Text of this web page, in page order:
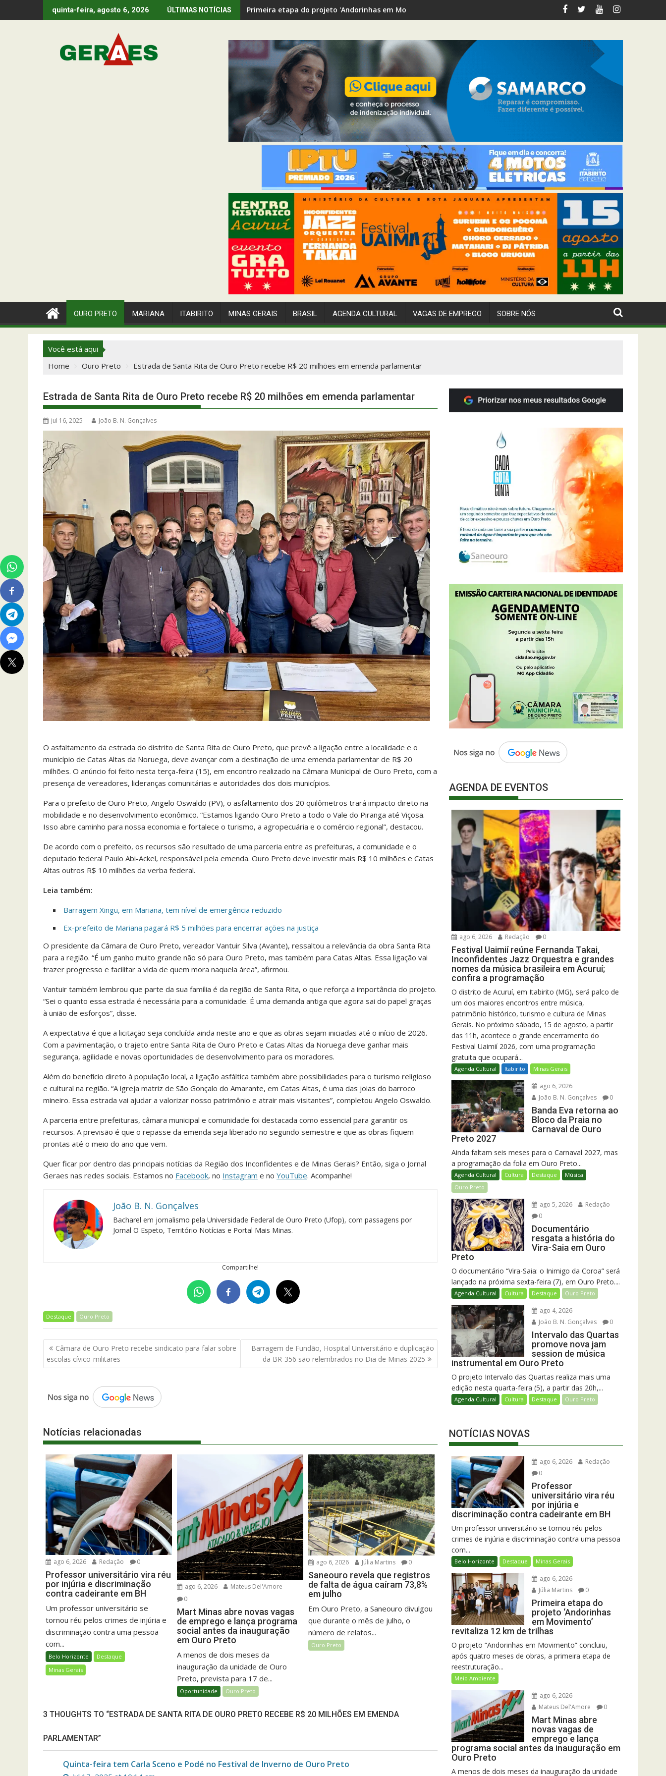
to
quinta-feira, agosto 6, 2026 ÚLTIMAS NOTÍCIAS Primeira etapa do projeto 'Andorinhas em Movimento' revitaliza 12 km de trilhas
OURO PRETO MARIANA ITABIRITO MINAS GERAIS BRASIL AGENDA CULTURAL VAGAS DE EMPREGO SOBRE NÓS
Você está aqui
Home
Ouro Preto Estrada de Santa Rita de Ouro Preto recebe R$ 20 milhões em emenda parlamentar
Estrada de Santa Rita de Ouro Preto recebe R$ 20 milhões em emenda parlamentar
jul 16, 2025 João B. N. Gonçalves
O asfaltamento da estrada do distrito de Santa Rita de Ouro Preto, que prevê a ligação entre a localidade e o
município de Catas Altas da Noruega, deve avançar com a destinação de uma emenda parlamentar de R$ 20
milhões. O anúncio foi feito nesta terça-feira (15), em encontro realizado na Câmara Municipal de Ouro Preto, com a
presença de vereadores, lideranças comunitárias e autoridades dos dois municípios.
Para o prefeito de Ouro Preto, Angelo Oswaldo (PV), o asfaltamento dos 20 quilômetros trará impacto direto na
mobilidade e no desenvolvimento econômico. “Estamos ligando Ouro Preto a todo o Vale do Piranga até Viçosa.
Isso abre caminho para nossa economia e fortalece o turismo, a agropecuária e o comércio regional”, destacou.
De acordo com o prefeito, os recursos são resultado de uma parceria entre as prefeituras, a comunidade e o
deputado federal Paulo Abi-Ackel, responsável pela emenda. Ouro Preto deve investir mais R$ 10 milhões e Catas
Altas outros R$ 10 milhões da verba federal.
Leia também:
Barragem Xingu, em Mariana, tem nível de emergência reduzido
Ex-prefeito de Mariana pagará R$ 5 milhões para encerrar ações na justiça
O presidente da Câmara de Ouro Preto, vereador Vantuir Silva (Avante), ressaltou a relevância da obra Santa Rita
para a região. “É um ganho muito grande não só para Ouro Preto, mas também para Catas Altas. Essa ligação vai
trazer progresso e facilitar a vida de quem mora naquela área”, afirmou.
Vantuir também lembrou que parte da sua família é da região de Santa Rita, o que reforça a importância do projeto.
“Sei o quanto essa estrada é necessária para a comunidade. É uma demanda antiga que agora sai do papel graças
à união de esforços”, disse.
A expectativa é que a licitação seja concluída ainda neste ano e que as obras sejam iniciadas até o início de 2026.
Com a pavimentação, o trajeto entre Santa Rita de Ouro Preto e Catas Altas da Noruega deve ganhar mais
segurança, agilidade e novas oportunidades de desenvolvimento para os moradores.
Além do benefício direto à população local, a ligação asfáltica também abre possibilidades para o turismo religioso
e cultural na região. “A igreja matriz de São Gonçalo do Amarante, em Catas Altas, é uma das joias do barroco
mineiro. Essa estrada vai ajudar a valorizar nosso patrimônio e atrair mais visitantes”, completou Angelo Oswaldo.
A parceria entre prefeituras, câmara municipal e comunidade foi destacada como essencial para garantir os
recursos. A previsão é que o repasse da emenda seja liberado no segundo semestre e que as obras fiquem
prontas até o meio do ano que vem.
Quer ficar por dentro das principais notícias da Região dos Inconfidentes e de Minas Gerais? Então, siga o Jornal
Geraes nas redes sociais. Estamos no Facebook, no Instagram e no YouTube. Acompanhe!
João B. N. Gonçalves
Bacharel em jornalismo pela Universidade Federal de Ouro Preto (Ufop), com passagens por
Jornal O Espeto, Território Notícias e Portal Mais Minas.
Compartilhe!
Destaque Ouro Preto
Navegação
de
Post
Câmara de Ouro Preto recebe sindicato para falar sobre
escolas cívico-militares
Barragem de Fundão, Hospital Universitário e duplicação
da BR-356 são relembrados no Dia de Minas 2025
Notícias relacionadas
ago 6, 2026 Redação 0
Professor universitário vira réu
por injúria e discriminação
contra cadeirante em BH
Um professor universitário se
tornou réu pelos crimes de injúria e
discriminação contra uma pessoa
com...
Belo Horizonte
Destaque
Minas Gerais
ago 6, 2026
Mateus Del'Amore
0
Mart Minas abre novas vagas
de emprego e lança programa
social antes da inauguração
em Ouro Preto
A menos de dois meses da
inauguração da unidade de Ouro
Preto, prevista para 17 de...
Oportunidade Ouro Preto
ago 6, 2026 Júlia Martins 0
Saneouro revela que registros
de falta de água caíram 73,8%
em julho
Em Ouro Preto, a Saneouro divulgou
que durante o mês de julho, o
número de relatos...
Ouro Preto
3 THOUGHTS TO “ESTRADA DE SANTA RITA DE OURO PRETO RECEBE R$ 20 MILHÕES EM EMENDA
PARLAMENTAR”
Quinta-feira tem Carla Sceno e Podé no Festival de Inverno de Ouro Preto
AGENDA DE EVENTOS
ago 6, 2026 Redação 0
Festival Uaimií reúne Fernanda Takai,
Inconfidentes Jazz Orquestra e grandes
nomes da música brasileira em Acuruí;
confira a programação
O distrito de Acuruí, em Itabirito (MG), será palco de
um dos maiores encontros entre música,
patrimônio histórico, turismo e cultura de Minas
Gerais. No próximo sábado, 15 de agosto, a partir
das 11h, acontece o grande encerramento do
Festival Uaimií 2026, com uma programação
gratuita que ocupará...
Agenda Cultural Itabirito Minas Gerais
ago 6, 2026
João B. N. Gonçalves
0
Banda Eva retorna ao
Bloco da Praia no
Carnaval de Ouro
Preto 2027
Ainda faltam seis meses para o Carnaval 2027, mas
a programação da folia em Ouro Preto...
Agenda Cultural Cultura Destaque
Música
Ouro Preto
ago 5, 2026
Redação
0
Documentário
resgata a história do
Vira-Saia em Ouro
Preto
O documentário “Vira-Saia: o Inimigo da Coroa” será
lançado na próxima sexta-feira (7), em Ouro Preto....
Agenda Cultural Cultura Destaque Ouro Preto
ago 4, 2026
João B. N. Gonçalves
0
Intervalo das Quartas
promove nova jam
session de música
instrumental em Ouro Preto
O projeto Intervalo das Quartas realiza mais uma
edição nesta quarta-feira (5), a partir das 20h,...
Agenda Cultural Cultura Destaque Ouro Preto
NOTÍCIAS NOVAS
ago 6, 2026
Redação
0
Professor
universitário vira réu
por injúria e
discriminação contra cadeirante em BH
Um professor universitário se tornou réu pelos
crimes de injúria e discriminação contra uma pessoa
com...
Belo Horizonte Destaque Minas Gerais
ago 6, 2026
Júlia Martins
0
Primeira etapa do
projeto ‘Andorinhas
em Movimento’
revitaliza 12 km de trilhas
O projeto “Andorinhas em Movimento” concluiu,
após quatro meses de obras, a primeira etapa de
reestruturação...
Meio Ambiente
ago 6, 2026
Mateus Del'Amore
0
Mart Minas abre
novas vagas de
emprego e lança
programa social antes da inauguração em
Ouro Preto
A menos de dois meses da inauguração da unidade